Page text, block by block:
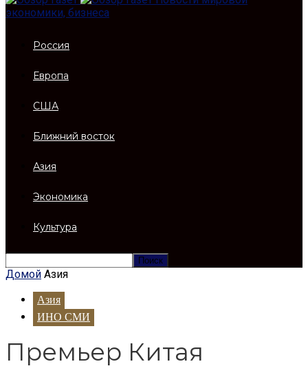
экономики, бизнеса
Россия
Европа
США
Ближний восток
Азия
Экономика
Культура
Домой Азия
Азия
ИНО СМИ
Премьер Китая